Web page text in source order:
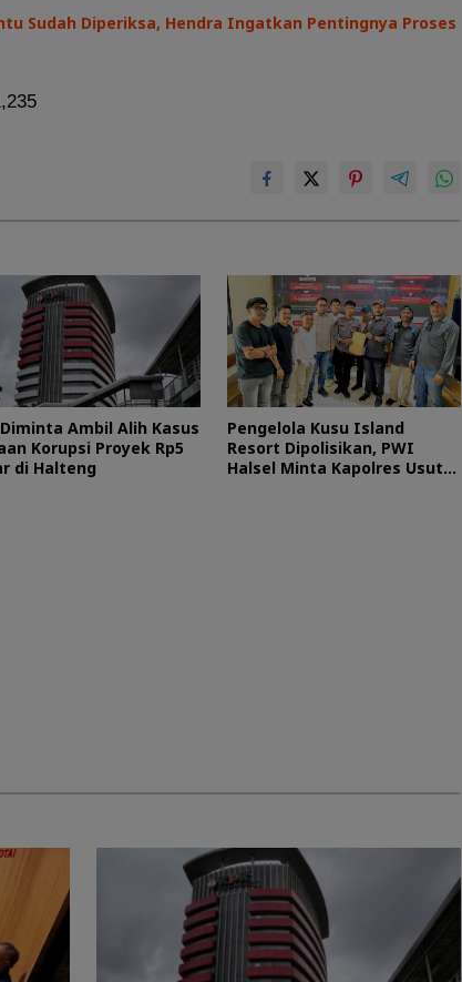
Sudah Diperiksa, Hendra Ingatkan Pentingnya Proses
Diminta Ambil Alih Kasus
Korupsi Proyek Rp5
di Halteng
Pengelola Kusu Island
Resort Dipolisikan, PWI
Halsel Minta Kapolres Usut